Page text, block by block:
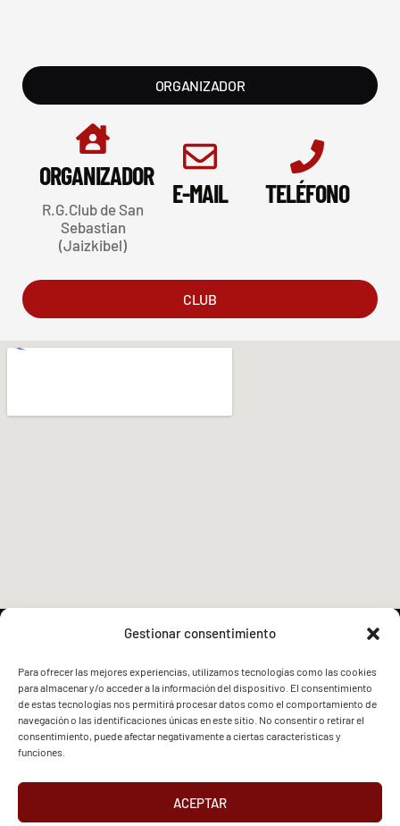
Gestionar consentimiento
Para ofrecer las mejores experiencias, utilizamos tecnologías como las cookies
para almacenar y/o acceder a la información del dispositivo. El consentimiento
de estas tecnologías nos permitirá procesar datos como el comportamiento de
navegación o las identificaciones únicas en este sitio. No consentir o retirar el
consentimiento, puede afectar negativamente a ciertas características y
funciones.
ACEPTAR
ORGANIZADOR
CLUB
ORGANIZADOR
R.G.Club de San
Sebastian
(Jaizkibel)
E-MAIL TELÉFONO
FVG - BGF FVG - BGF